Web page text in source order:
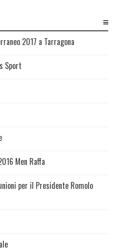
2017 a Tarragona
Sport
Men Raffa
per il Presidente Romolo